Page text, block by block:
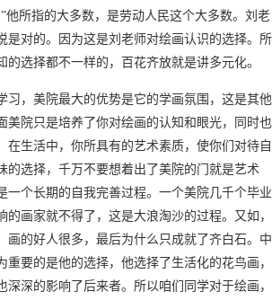
他所指的大多数，是劳动人民这个大多数。刘老
是对的。因为这是刘老师对绘画认识的选择。所
的选择都不一样的，百花齐放就是讲多元化。
习，美院最大的优势是它的学画氛围，这是其他
美院只是培养了你对绘画的认知和眼光，同时也
在生活中，你所具有的艺术素质，使你们对待自
的选择，千万不要想着出了美院的门就是艺术
一个长期的自我完善过程。一个美院几千个毕业
的画家就不得了，这是大浪淘沙的过程。又如，
画的好人很多，最后为什么只成就了齐白石。中
重要的是他的选择，他选择了生活化的花鸟画，
深深的影响了后来者。所以咱们同学对于绘画，